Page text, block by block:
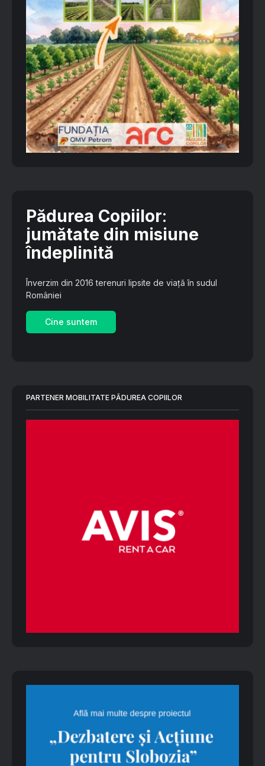
Pădurea Copiilor:
jumătate din misiune
îndeplinită
Înverzim din 2016 terenuri lipsite de viață în sudul
României
Cine suntem
PARTENER MOBILITATE PĂDUREA COPIILOR